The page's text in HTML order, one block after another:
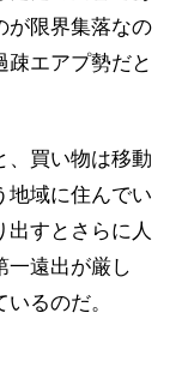
が限界集落なの
疎エアプ勢だと
、買い物は移動
地域に住んでい
出すとさらに人
一遠出が厳し
るのだ。